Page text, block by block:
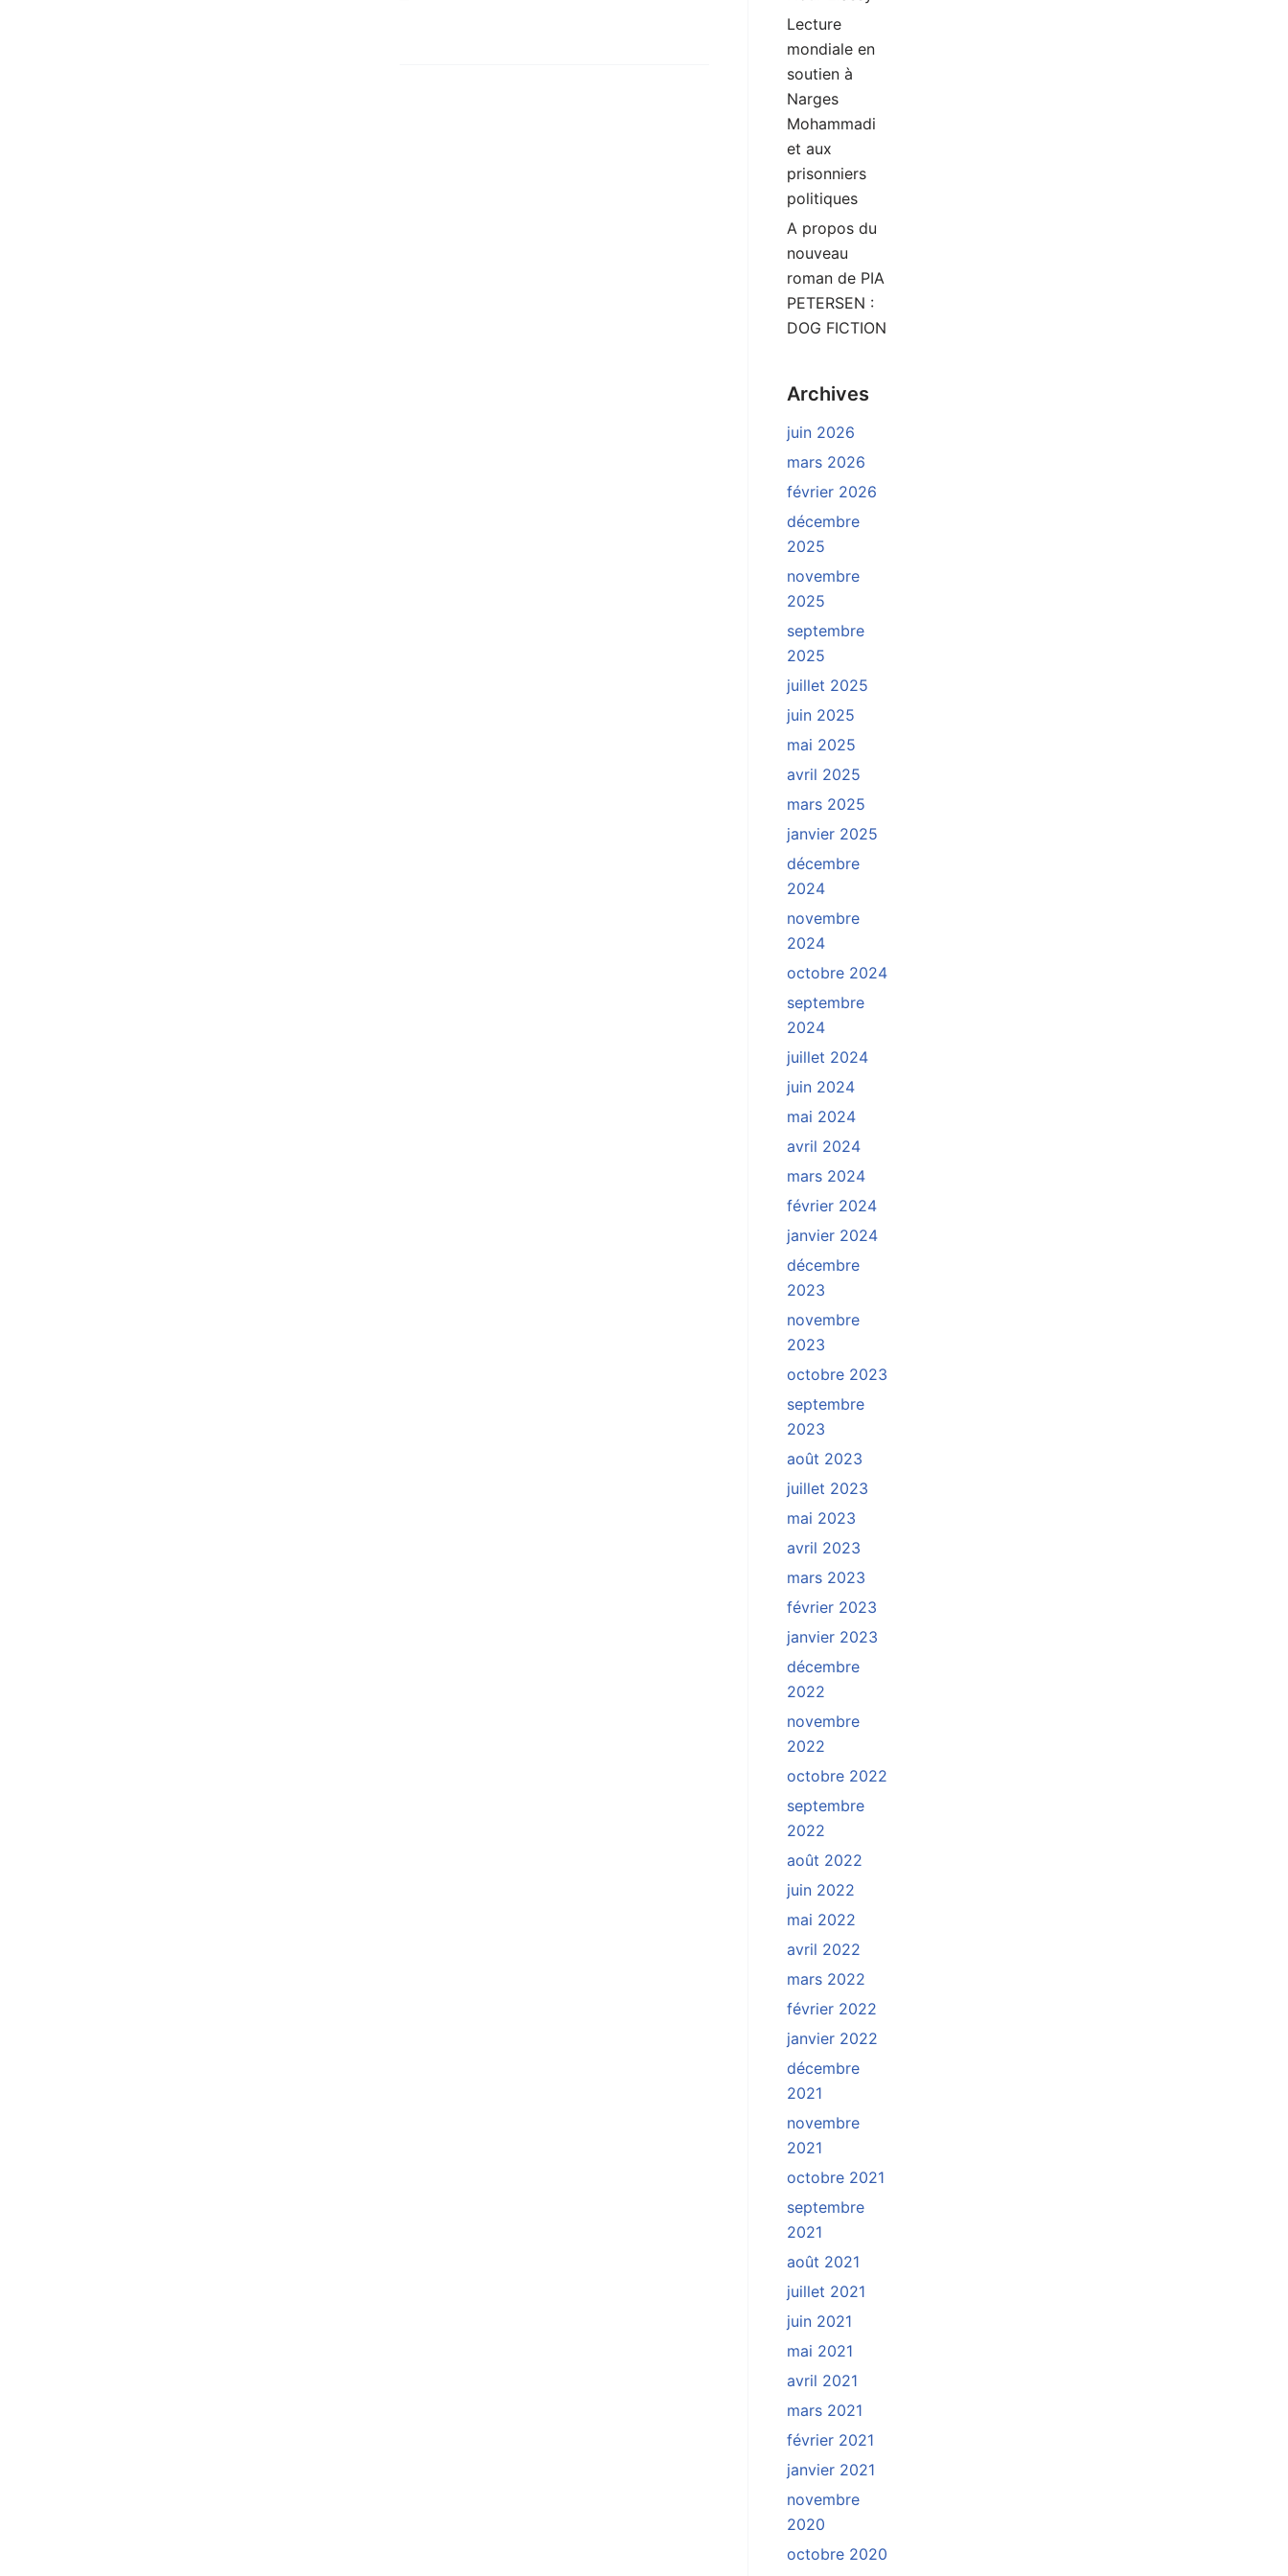
Lecture
mondiale en
soutien à
Narges
Mohammadi
et aux
prisonniers
politiques
A propos du
nouveau
roman de PIA
PETERSEN :
DOG FICTION
Archives
juin 2026
mars 2026
février 2026
décembre
2025
novembre
2025
septembre
2025
juillet 2025
juin 2025
mai 2025
avril 2025
mars 2025
janvier 2025
décembre
2024
novembre
2024
octobre 2024
septembre
2024
juillet 2024
juin 2024
mai 2024
avril 2024
mars 2024
février 2024
janvier 2024
décembre
2023
novembre
2023
octobre 2023
septembre
2023
août 2023
juillet 2023
mai 2023
avril 2023
mars 2023
février 2023
janvier 2023
décembre
2022
novembre
2022
octobre 2022
septembre
2022
août 2022
juin 2022
mai 2022
avril 2022
mars 2022
février 2022
janvier 2022
décembre
2021
novembre
2021
octobre 2021
septembre
2021
août 2021
juillet 2021
juin 2021
mai 2021
avril 2021
mars 2021
février 2021
janvier 2021
novembre
2020
octobre 2020